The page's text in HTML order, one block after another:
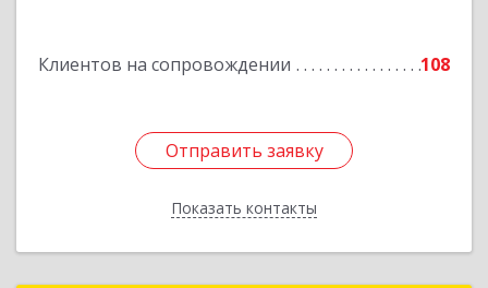
Клиентов на сопровождении 108
Отправить заявку
Показать контакты
Отправить заявку
Назад